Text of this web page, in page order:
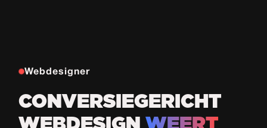
Webdesigner
CONVERSIEGERICHT